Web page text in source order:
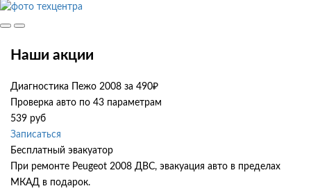
Наши акции
Диагностика Пежо 2008 за 490₽
Проверка авто по 43 параметрам
539 руб
Записаться
Бесплатный эвакуатор
При ремонте Peugeot 2008 ДВС, эвакуация авто в пределах
МКАД в подарок.